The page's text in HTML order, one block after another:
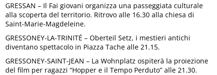
GRESSAN – Il Fai giovani organizza una passeggiata culturale
alla scoperta del territorio. Ritrovo alle 16.30 alla chiesa di
Saint-Marie-Magdeleine.
GRESSONEY-LA-TRINITÉ – Oberteil Setz, i mestieri antichi
diventano spettacolo in Piazza Tache alle 21.15.
GRESSONEY-SAINT-JEAN – La Wohnplatz ospiterà la proiezione
del film per ragazzi “Hopper e il Tempo Perduto” alle 21.30.